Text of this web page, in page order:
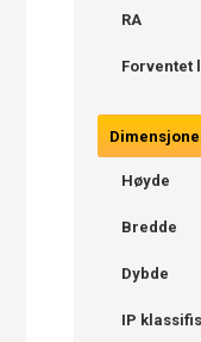
RA
Forventet
Høyde
Bredde
Dybde
IP